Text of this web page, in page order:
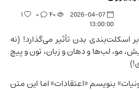
2026-04-07
13:00:00
۴۰ ۰ ۱
اسکلت‌بندی بدن تأثیر می‌گذارد! (نه
مو، لب‌ها و دهان و زبان، تون و پیچ
بنویسم «اعتقادات» اما این متن